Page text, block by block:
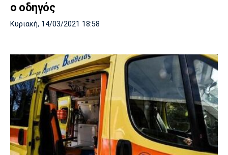
ο οδηγός
Κυριακή, 14/03/2021 18:58